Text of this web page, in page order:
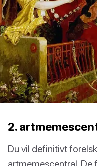
2.
Du vil definitivt
artmemescentral. De